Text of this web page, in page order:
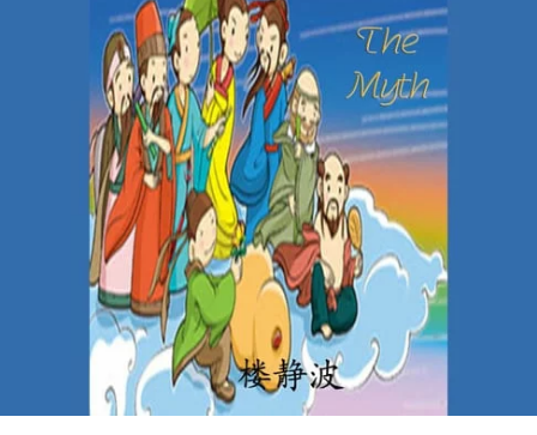
居家生活 3C家電 運動休閒 親子玩具
女裝 男裝 化妝保養 情趣用品
日本購物 電子/紙本書
HOT